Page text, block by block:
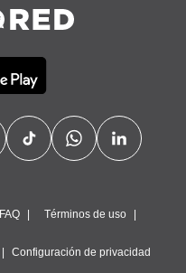
FAQ Términos de uso
Configuración de privacidad